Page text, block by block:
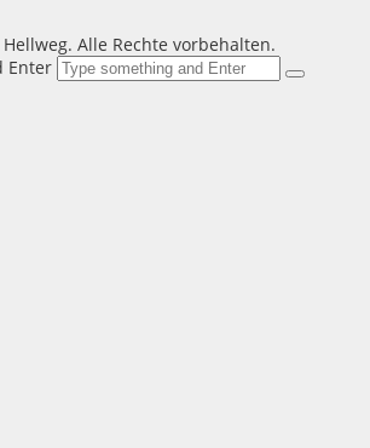
Alle Rechte vorbehalten.
Enter